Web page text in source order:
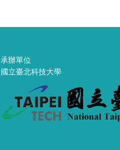
承辦單位
國立臺北科技大學